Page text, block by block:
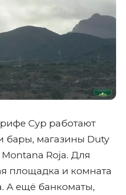
Сур работают
бары, магазины Duty
Roja. Для
площадка и комната
А ещё банкоматы,